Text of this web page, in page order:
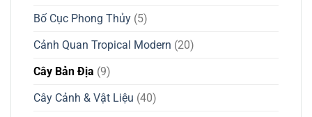
Bố Cục Phong Thủy (5)
Cảnh Quan Tropical Modern (20)
Cây Bản Địa (9)
Cây Cảnh & Vật Liệu (40)